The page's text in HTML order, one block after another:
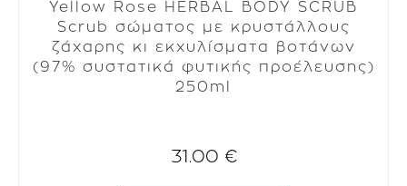
Yellow Rose HERBAL BODY SCRUB
Scrub σώματος με κρυστάλλους
ζάχαρης κι εκχυλίσματα βοτάνων
(97% συστατικά φυτικής προέλευσης)
250ml
31.00 €